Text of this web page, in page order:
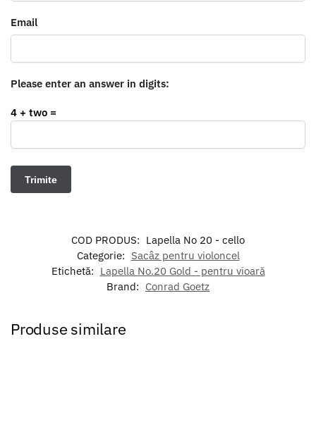
Email
Please enter an answer in digits:
4 + two =
COD PRODUS: Lapella No 20 - cello
Categorie: Sacâz pentru violoncel
Etichetă: Lapella No.20 Gold - pentru vioară
Brand: Conrad Goetz
Produse similare